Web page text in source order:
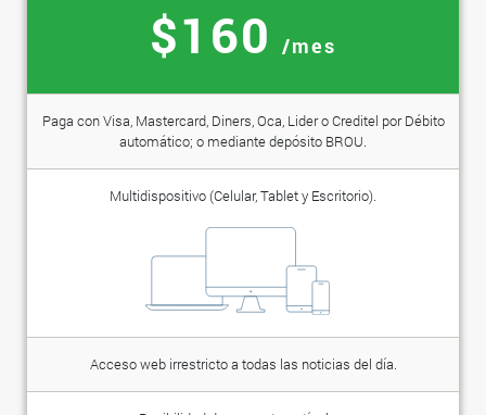
$160 /mes
Paga con Visa, Mastercard, Diners, Oca, Lider o Creditel por Débito
automático; o mediante depósito BROU.
Multidispositivo (Celular, Tablet y Escritorio).
Acceso web irrestricto a todas las noticias del día.